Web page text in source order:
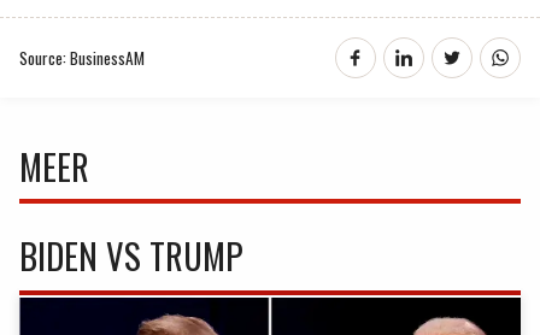
Source: BusinessAM
MEER
BIDEN VS TRUMP